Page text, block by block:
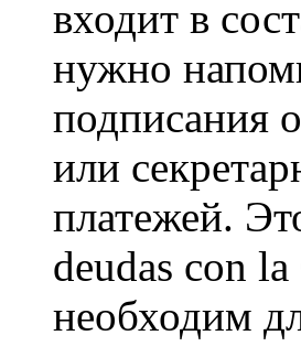
входит в
нужно
подписания
или
платежей.
deudas con
необходим